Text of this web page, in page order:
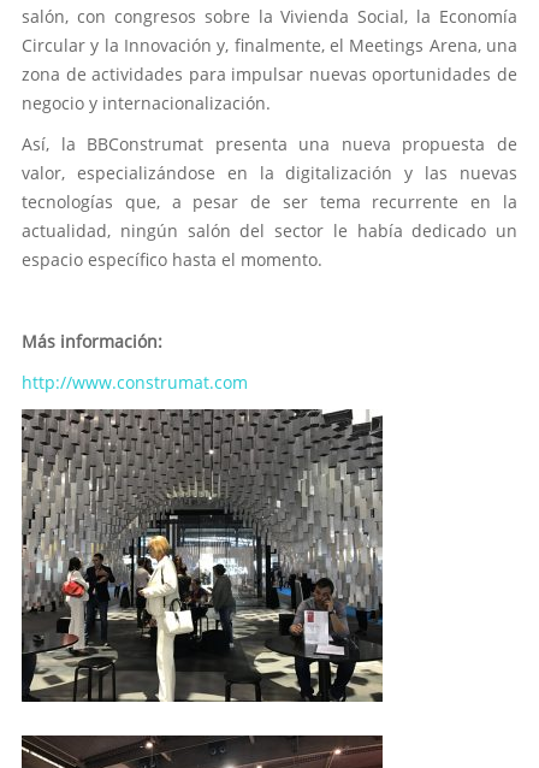
salón, con congresos sobre la Vivienda Social, la Economía
Circular y la Innovación y, finalmente, el Meetings Arena, una
zona de actividades para impulsar nuevas oportunidades de
negocio y internacionalización.
Así, la BBConstrumat presenta una nueva propuesta de
valor, especializándose en la digitalización y las nuevas
tecnologías que, a pesar de ser tema recurrente en la
actualidad, ningún salón del sector le había dedicado un
espacio específico hasta el momento.
Más información:
http://www.construmat.com